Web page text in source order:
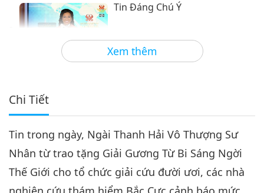
Xem thêm
34:16
Tin Đáng Chú Ý
2021-07-03 2955
4
Tin Đáng Chú Ý 2967 Lượt Xem
Tin Đáng Chú Ý
Chi Tiết
Tin trong ngày, Ngài Thanh Hải Vô Thượng Sư
Nhân từ trao tặng Giải Gương Từ Bi Sáng Ngời
Thế Giới cho tổ chức giải cứu đười ươi, các nhà